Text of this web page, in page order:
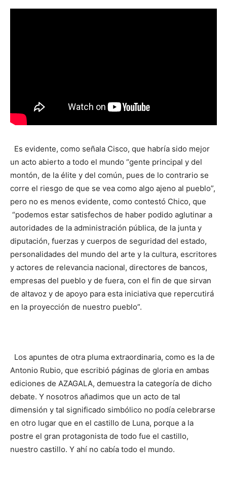
Es evidente, como señala Cisco, que habría sido mejor
un acto abierto a todo el mundo “gente principal y del
montón, de la élite y del común, pues de lo contrario se
corre el riesgo de que se vea como algo ajeno al pueblo”,
pero no es menos evidente, como contestó Chico, que
“podemos estar satisfechos de haber podido aglutinar a
autoridades de la administración pública, de la junta y
diputación, fuerzas y cuerpos de seguridad del estado,
personalidades del mundo del arte y la cultura, escritores
y actores de relevancia nacional, directores de bancos,
empresas del pueblo y de fuera, con el fin de que sirvan
de altavoz y de apoyo para esta iniciativa que repercutirá
en la proyección de nuestro pueblo”.
Los apuntes de otra pluma extraordinaria, como es la de
Antonio Rubio, que escribió páginas de gloria en ambas
ediciones de AZAGALA, demuestra la categoría de dicho
debate. Y nosotros añadimos que un acto de tal
dimensión y tal significado simbólico no podía celebrarse
en otro lugar que en el castillo de Luna, porque a la
postre el gran protagonista de todo fue el castillo,
nuestro castillo. Y ahí no cabía todo el mundo.